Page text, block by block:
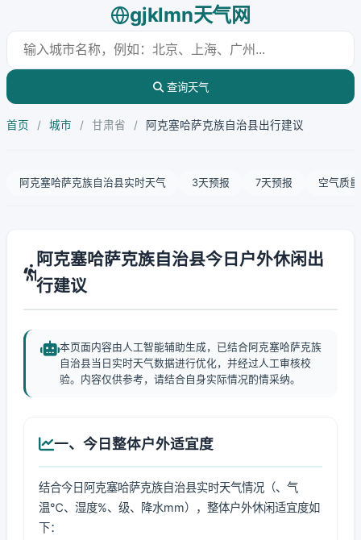
gjklmn天气网
查询天气
首页 / 城市 / 甘肃省 / 阿克塞哈萨克族自治县出行建议
阿克塞哈萨克族自治县实时天气 3天预报 7天预报 空气质量
阿克塞哈萨克族自治县今日户外休闲出
行建议
本页面内容由人工智能辅助生成，已结合阿克塞哈萨克族
自治县当日实时天气数据进行优化，并经过人工审核校
验。内容仅供参考，请结合自身实际情况酌情采纳。
一、今日整体户外适宜度
结合今日阿克塞哈萨克族自治县实时天气情况（、气
温℃、湿度%、级、降水mm），整体户外休闲适宜度如
下：